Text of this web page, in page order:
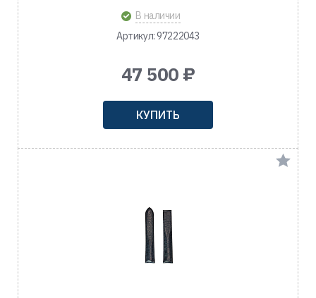
В наличии
Артикул: 97222043
47 500 ₽
КУПИТЬ